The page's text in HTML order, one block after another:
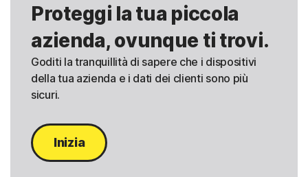
Proteggi la tua piccola
azienda, ovunque ti trovi.
Goditi la tranquillità di sapere che i dispositivi
della tua azienda e i dati dei clienti sono più
sicuri.
Inizia